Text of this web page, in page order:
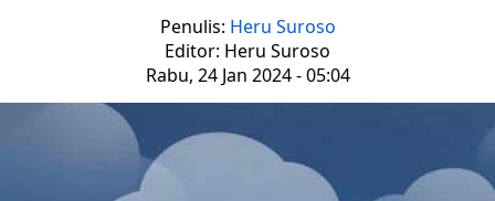
Penulis: Heru Suroso
Editor: Heru Suroso
Rabu, 24 Jan 2024 - 05:04